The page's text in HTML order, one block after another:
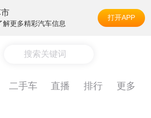
解更多精彩汽车信息
打开APP
搜索关键词
二手车 直播 排行 更多